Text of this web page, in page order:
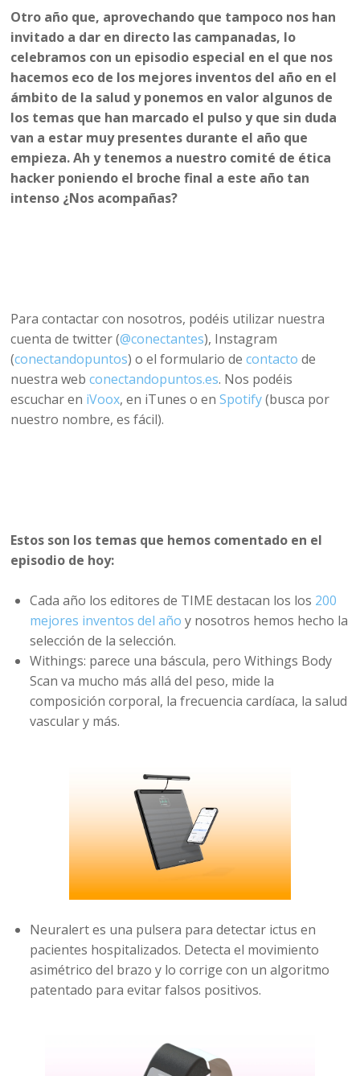
Otro año que, aprovechando que tampoco nos han
invitado a dar en directo las campanadas, lo
celebramos con un episodio especial en el que nos
hacemos eco de los mejores inventos del año en el
ámbito de la salud y ponemos en valor algunos de
los temas que han marcado el pulso y que sin duda
van a estar muy presentes durante el año que
empieza. Ah y tenemos a nuestro comité de ética
hacker poniendo el broche final a este año tan
intenso ¿Nos acompañas?
Para contactar con nosotros, podéis utilizar nuestra
cuenta de twitter (@conectantes), Instagram
(conectandopuntos) o el formulario decontacto de
nuestra webconectandopuntos.es. Nos podéis
escuchar en iVoox, en iTunes o enSpotify(busca por
nuestro nombre, es fácil).
Estos son los temas que hemos comentado en el
episodio de hoy:
Cada año los editores de TIME destacan los los 200
mejores inventos del año y nosotros hemos hecho la
selección de la selección.
Withings: parece una báscula, pero Withings Body
Scan va mucho más allá del peso, mide la
composición corporal, la frecuencia cardíaca, la salud
vascular y más.
Neuralert es una pulsera para detectar ictus en
pacientes hospitalizados. Detecta el movimiento
asimétrico del brazo y lo corrige con un algoritmo
patentado para evitar falsos positivos.